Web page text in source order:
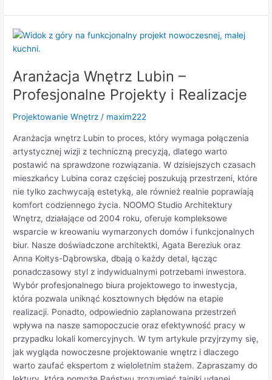
Aranżacja Wnętrz Lubin –
Profesjonalne Projekty i Realizacje
Projektowanie Wnętrz / maxim222
Aranżacja wnętrz Lubin to proces, który wymaga połączenia
artystycznej wizji z techniczną precyzją, dlatego warto
postawić na sprawdzone rozwiązania. W dzisiejszych czasach
mieszkańcy Lubina coraz częściej poszukują przestrzeni, które
nie tylko zachwycają estetyką, ale również realnie poprawiają
komfort codziennego życia. NOOMO Studio Architektury
Wnętrz, działające od 2004 roku, oferuje kompleksowe
wsparcie w kreowaniu wymarzonych domów i funkcjonalnych
biur. Nasze doświadczone architektki, Agata Bereziuk oraz
Anna Kołtys-Dąbrowska, dbają o każdy detal, łącząc
ponadczasowy styl z indywidualnymi potrzebami inwestora.
Wybór profesjonalnego biura projektowego to inwestycja,
która pozwala uniknąć kosztownych błędów na etapie
realizacji. Ponadto, odpowiednio zaplanowana przestrzeń
wpływa na nasze samopoczucie oraz efektywność pracy w
przypadku lokali komercyjnych. W tym artykule przyjrzymy się,
jak wygląda nowoczesne projektowanie wnętrz i dlaczego
warto zaufać ekspertom z wieloletnim stażem. Zapraszamy do
Aranżacja
Wnętrz
–
Profesjonalne
Projekty
i